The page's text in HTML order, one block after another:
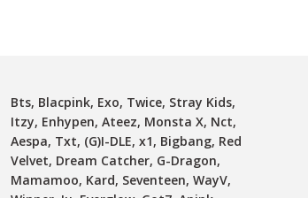
Bts, Blacpink, Exo, Twice, Stray Kids,
Itzy, Enhypen, Ateez, Monsta X, Nct,
Aespa, Txt, (G)I-DLE, x1, Bigbang, Red
Velvet, Dream Catcher, G-Dragon,
Mamamoo, Kard, Seventeen, WayV,